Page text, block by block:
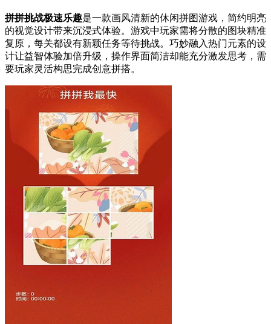
拼拼挑战极速乐趣是一款画风清新的休闲拼图游戏，简约明亮
的视觉设计带来沉浸式体验。游戏中玩家需将分散的图块精准
复原，每关都设有新颖任务等待挑战。巧妙融入热门元素的设
计让益智体验加倍升级，操作界面简洁却能充分激发思考，需
要玩家灵活构思完成创意拼搭。